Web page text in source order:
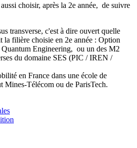
choisir, après la 2e année, de suivre
transverse, c'est à dire ouvert quelle
la filière choisie en 2e année : Option
Quantum Engineering, ou un des M2
du domaine SES (PIC / IREN /
en France dans une école de
Mines-Télécom ou de ParisTech.